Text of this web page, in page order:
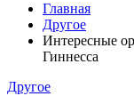
Главная
Другое
Интересные
Гиннесса
Опубликовано
Другое